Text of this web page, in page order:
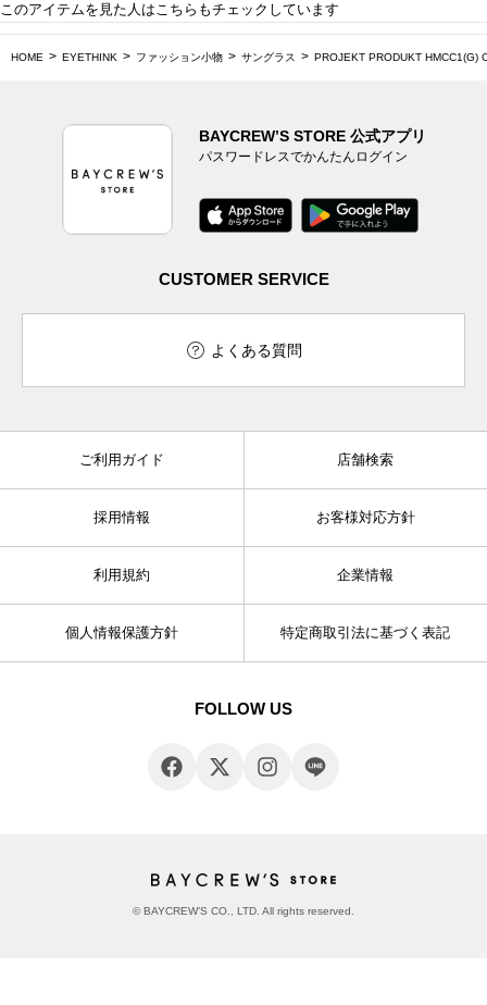
このアイテムを見た人はこちらもチェックしています
HOME EYETHINK ファッション小物 サングラス PROJEKT PRODUKT HMCC1(G)
BAYCREW’S STORE 公式アプリ
パスワードレスでかんたんログイン
CUSTOMER SERVICE
よくある質問
ご利用ガイド 店舗検索
採用情報 お客様対応方針
利用規約 企業情報
個人情報保護方針 特定商取引法に基づく表記
FOLLOW US
© BAYCREW’S CO., LTD. All rights reserved.